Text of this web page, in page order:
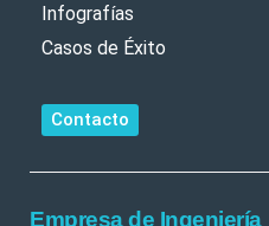
Infografías
Casos de Éxito
Contacto
Empresa de Ingeniería